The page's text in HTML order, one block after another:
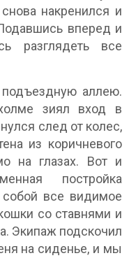
накренился и
вперед и
разглядеть все
аллею.
зиял вход в
след от колес,
из коричневого
на глазах. Вот и
постройка
собой все видимое
со ставнями и
Экипаж подскочил
на сиденье, и мы